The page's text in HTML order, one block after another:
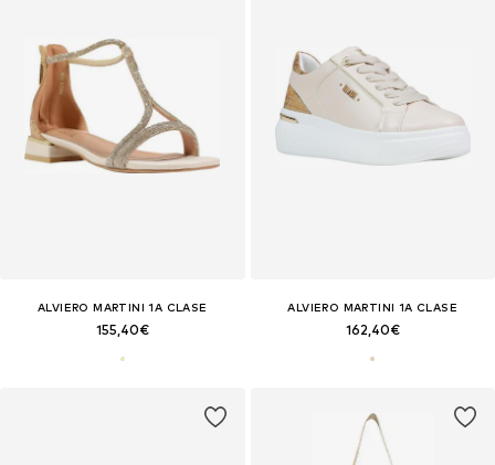
ALVIERO MARTINI 1A CLASE
155,40€
ALVIERO MARTINI 1A CLASE
162,40€